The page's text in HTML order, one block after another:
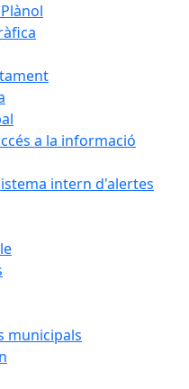
a la informació
intern d'alertes
municipals